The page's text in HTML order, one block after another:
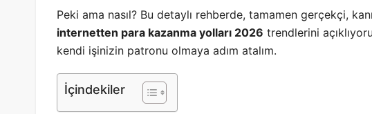
Peki ama nasıl? Bu detaylı rehberde, tamamen gerçekçi,
internetten para kazanma yolları 2026 trendlerini
kendi işinizin patronu olmaya adım atalım.
İçindekiler